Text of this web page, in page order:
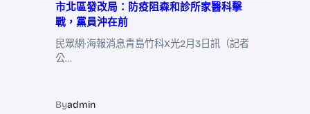
市北區發改局：防疫阻森和診所家醫科擊
戰，黨員沖在前
民眾網·海報消息青島竹科X光2月3日訊（記者
公…
Byadmin